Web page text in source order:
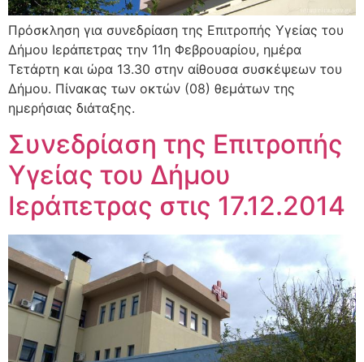
Πρόσκληση για συνεδρίαση της Επιτροπής Υγείας του
Δήμου Ιεράπετρας την 11η Φεβρουαρίου, ημέρα
Τετάρτη και ώρα 13.30 στην αίθουσα συσκέψεων του
Δήμου. Πίνακας των οκτών (08) θεμάτων της
ημερήσιας διάταξης.
Συνεδρίαση της Επιτροπής
Υγείας του Δήμου
Ιεράπετρας στις 17.12.2014